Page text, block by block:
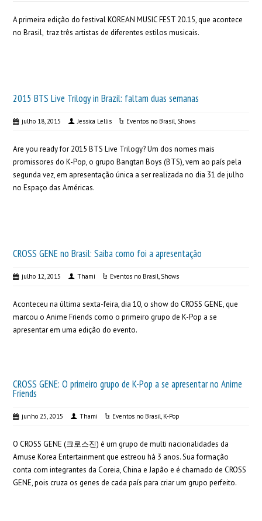
A primeira edição do festival KOREAN MUSIC FEST 20.15, que acontece
no Brasil, traz três artistas de diferentes estilos musicais.
2015 BTS Live Trilogy in Brazil: faltam duas semanas
julho 18, 2015 Jessica Lellis Eventos no Brasil, Shows
Are you ready for 2015 BTS Live Trilogy? Um dos nomes mais
promissores do K-Pop, o grupo Bangtan Boys (BTS), vem ao país pela
segunda vez, em apresentação única a ser realizada no dia 31 de julho
no Espaço das Américas.
CROSS GENE no Brasil: Saiba como foi a apresentação
julho 12, 2015 Thami Eventos no Brasil, Shows
Aconteceu na última sexta-feira, dia 10, o show do CROSS GENE, que
marcou o Anime Friends como o primeiro grupo de K-Pop a se
apresentar em uma edição do evento.
CROSS GENE: O primeiro grupo de K-Pop a se apresentar no Anime
Friends
junho 25, 2015 Thami Eventos no Brasil, K-Pop
O CROSS GENE (크로스진) é um grupo de multi nacionalidades da
Amuse Korea Entertainment que estreou há 3 anos. Sua formação
conta com integrantes da Coreia, China e Japão e é chamado de CROSS
GENE, pois cruza os genes de cada país para criar um grupo perfeito.